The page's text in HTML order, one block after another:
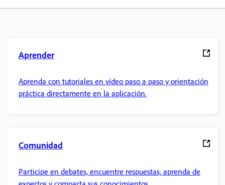
Aprender
Aprenda con tutoriales en vídeo paso a paso y orientación
práctica directamente en la aplicación.
Comunidad
Participe en debates, encuentre respuestas, aprenda de